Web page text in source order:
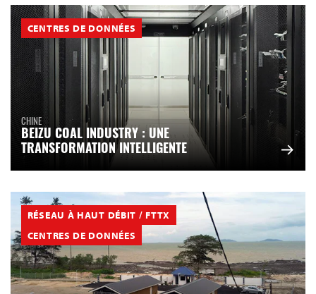
CENTRES DE DONNÉES
CHINE
BEIZU COAL INDUSTRY : UNE
TRANSFORMATION INTELLIGENTE
RÉSEAU À HAUT DÉBIT / FTTX
CENTRES DE DONNÉES